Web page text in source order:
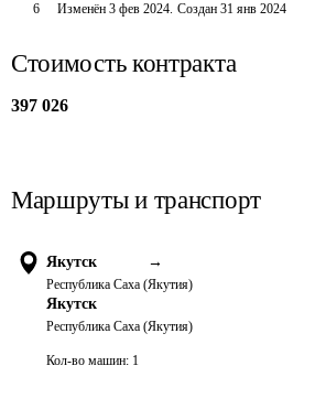
6 Изменён 3 фев 2024. Создан 31 янв 2024
Стоимость контракта
397 026
Маршруты и транспорт
Якутск →
Республика Саха (Якутия)
Якутск
Республика Саха (Якутия)
Кол-во машин: 1